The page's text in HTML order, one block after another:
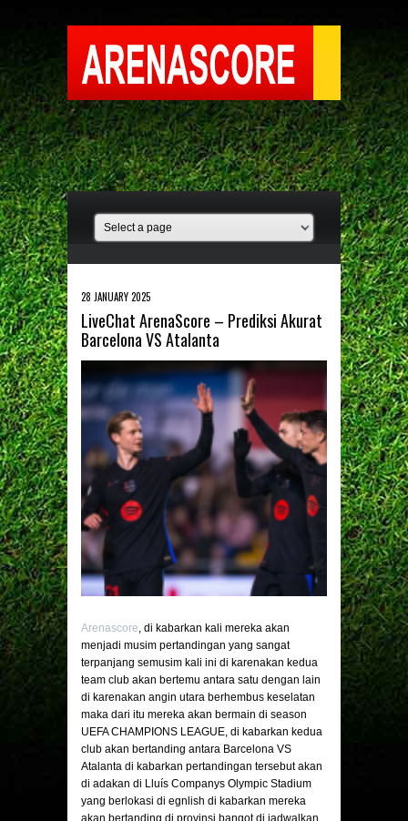
28 JANUARY 2025
LiveChat ArenaScore – Prediksi Akurat
Barcelona VS Atalanta
Arenascore, di kabarkan kali mereka akan
menjadi musim pertandingan yang sangat
terpanjang semusim kali ini di karenakan kedua
team club akan bertemu antara satu dengan lain
di karenakan angin utara berhembus keselatan
maka dari itu mereka akan bermain di season
UEFA CHAMPIONS LEAGUE, di kabarkan kedua
club akan bertanding antara Barcelona VS
Atalanta di kabarkan pertandingan tersebut akan
di adakan di Lluís Companys Olympic Stadium
yang berlokasi di egnlish di kabarkan mereka
akan bertanding di provinsi bangot di jadwalkan